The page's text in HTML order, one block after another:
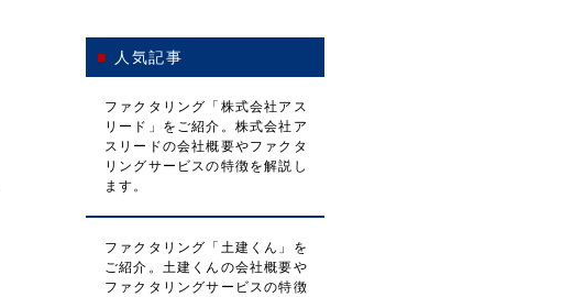
人気記事
ファクタリング「株式会社アス
リード」をご紹介。株式会社ア
スリードの会社概要やファクタ
リングサービスの特徴を解説し
ます。
ファクタリング「土建くん」を
ご紹介。土建くんの会社概要や
ファクタリングサービスの特徴